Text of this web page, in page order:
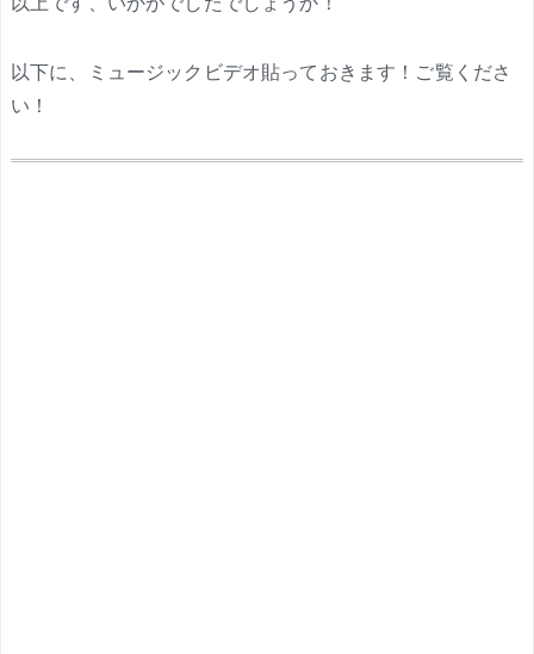
以下に、ミュージックビデオ貼っておきます！ご覧くださ
い！